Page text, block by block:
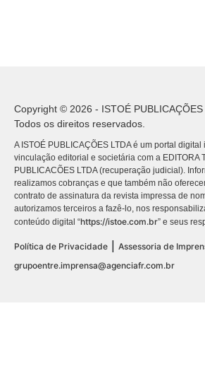
Copyright © 2026 - ISTOÉ PUBLICAÇÕES
Todos os direitos reservados.
A ISTOÉ PUBLICAÇÕES LTDA é um portal
vinculação editorial e societária com a EDITORA
PUBLICACÕES LTDA (recuperação judicial).
realizamos cobranças e que também não
contrato de assinatura da revista impressa de
autorizamos terceiros a fazê-lo, nos
conteúdo digital “https://istoe.com.br” e seus
Política de Privacidade
Assessoria de
grupoentre.imprensa@agenciafr.com.br